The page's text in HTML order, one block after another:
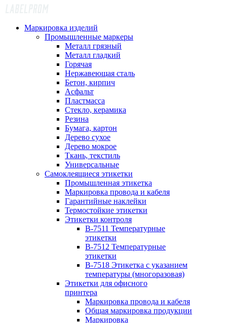
Маркировка изделий
Промышленные маркеры
Металл грязный
Металл гладкий
Горячая
Нержавеющая сталь
Бетон, кирпич
Асфальт
Пластмасса
Стекло, керамика
Резина
Бумага, картон
Дерево сухое
Дерево мокрое
Ткань, текстиль
Универсальные
Самоклеящиеся этикетки
Промышленная этикетка
Маркировка провода и кабеля
Гарантийные наклейки
Термостойкие этикетки
Этикетки контроля
B-7511 Температурные
этикетки
B-7512 Температурные
этикетки
B-7518 Этикетка с указанием
температуры (многоразовая)
Этикетки для офисного
принтера
Маркировка провода и кабеля
Общая маркировка продукции
Маркировка